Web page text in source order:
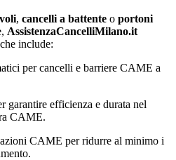
, cancelli a battente o portoni
AssistenzaCancelliMilano.it
include:
per cancelli e barriere CAME a
garantire efficienza e durata nel
CAME.
CAME per ridurre al minimo i